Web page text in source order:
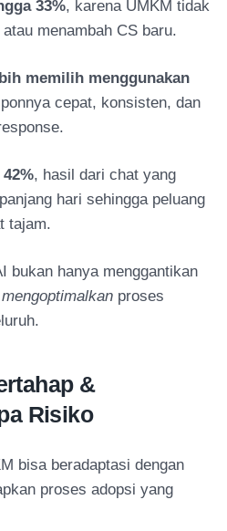
33%, karena UMKM tidak
menambah CS baru.
memilih menggunakan
cepat, konsisten, dan
, hasil dari chat yang
hari sehingga peluang
tajam.
bukan hanya menggantikan
mengoptimalkan proses
&
Risiko
bisa beradaptasi dengan
proses adopsi yang